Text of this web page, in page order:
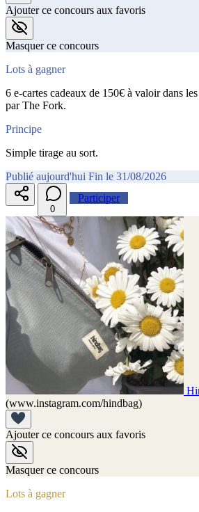
Ajouter ce concours aux favoris
Masquer ce concours
Lots à gagner
6 e-cartes cadeaux de 150€ à valoir dans
par The Fork.
Principe
Simple tirage au sort.
Publié aujourd'hui Fin le 31/08/2026
0
Participer
(www.instagram.com/hindbag)
Ajouter ce concours aux favoris
Masquer ce concours
Lots à gagner